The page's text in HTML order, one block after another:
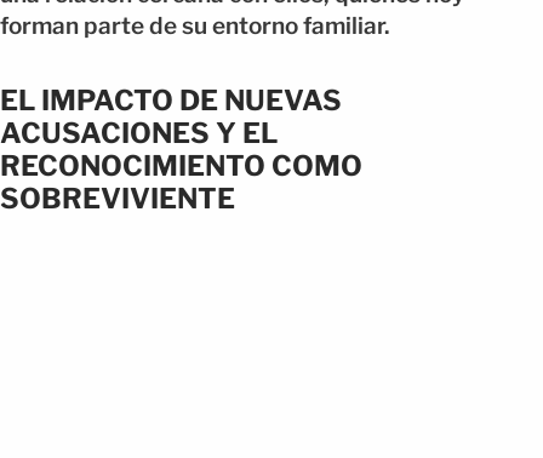
forman parte de su entorno familiar.
EL IMPACTO DE NUEVAS
ACUSACIONES Y EL
RECONOCIMIENTO COMO
SOBREVIVIENTE